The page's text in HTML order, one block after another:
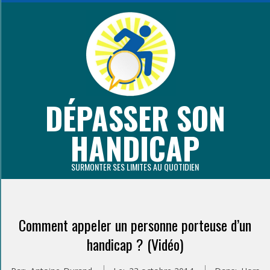
DÉPASSER SON
HANDICAP
SURMONTER SES LIMITES AU QUOTIDIEN
Menu
Comment appeler un personne porteuse d’un
handicap ? (Vidéo)